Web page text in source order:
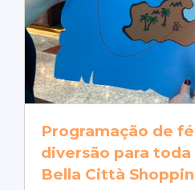
Programação de
diversão para toda
Bella Città